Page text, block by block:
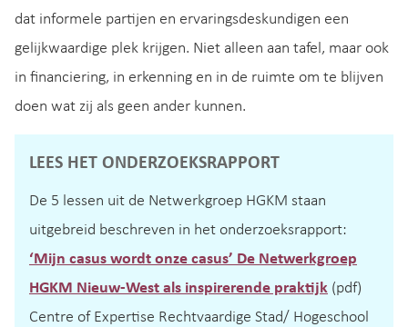
dat informele partijen en ervaringsdeskundigen een
gelijkwaardige plek krijgen. Niet alleen aan tafel, maar ook
in financiering, in erkenning en in de ruimte om te blijven
doen wat zij als geen ander kunnen.
LEES HET ONDERZOEKSRAPPORT
De 5 lessen uit de Netwerkgroep HGKM staan
uitgebreid beschreven in het onderzoeksrapport:
‘Mijn casus wordt onze casus’ De Netwerkgroep
HGKM Nieuw-West als inspirerende praktijk (pdf)
Centre of Expertise Rechtvaardige Stad/ Hogeschool